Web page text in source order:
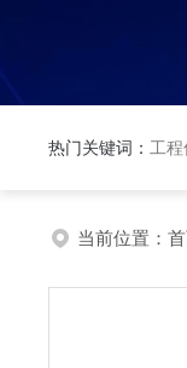
热门关键词： 工
当前位置：